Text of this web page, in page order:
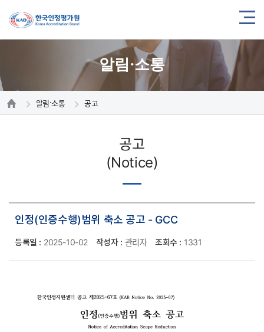
알림·소통
알림·소통 공고
공고
(Notice)
인정(인증수행)범위 축소 공고 - GCC
등록일 : 2025-10-02 작성자 : 관리자 조회수 : 1331